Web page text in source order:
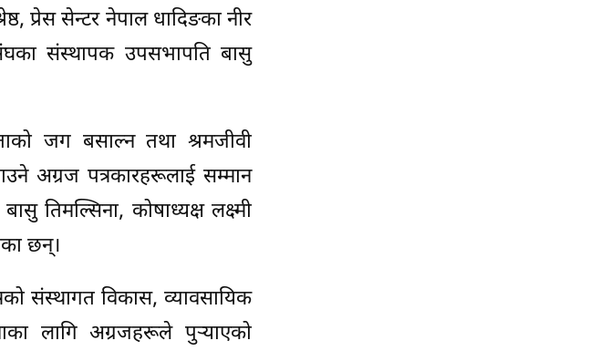
प्रेस सेन्टर नेपाल धादिङका नीर
संस्थापक उपसभापति बासु
जग बसाल्न तथा श्रमजीवी
अग्रज पत्रकारहरूलाई सम्मान
तिमल्सिना, कोषाध्यक्ष लक्ष्मी
छन्।
संस्थागत विकास, व्यावसायिक
लागि अग्रजहरूले पुर्‍याएको